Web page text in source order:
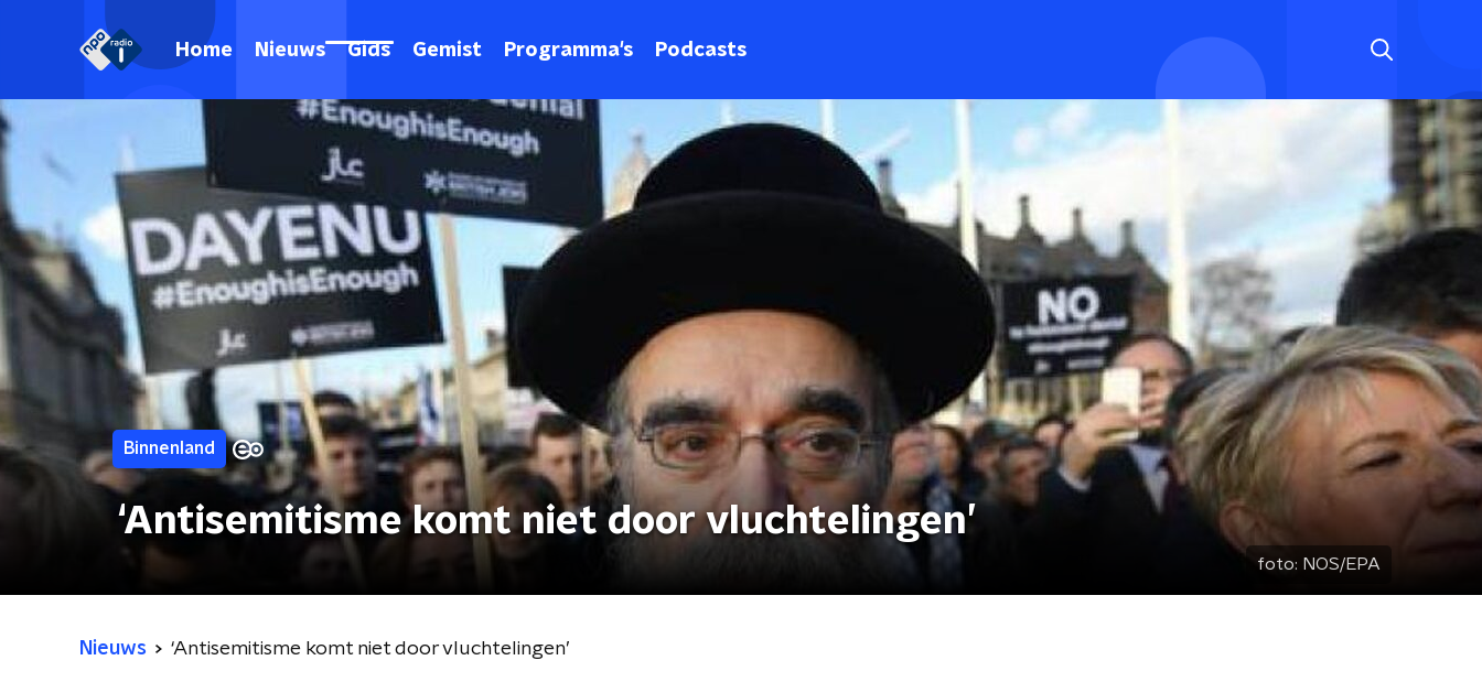
Home Nieuws Gids Gemist Programma's Podcasts
Binnenland
‘Antisemitisme komt niet door vluchtelingen’
foto: NOS/EPA
Nieuws ‘Antisemitisme komt niet door vluchtelingen’